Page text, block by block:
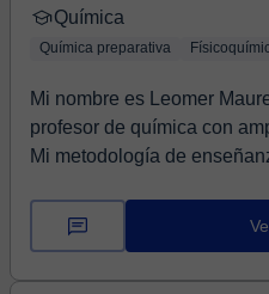
Química
Química preparativa
Mi nombre es Leomer
profesor de química con
Mi metodología de